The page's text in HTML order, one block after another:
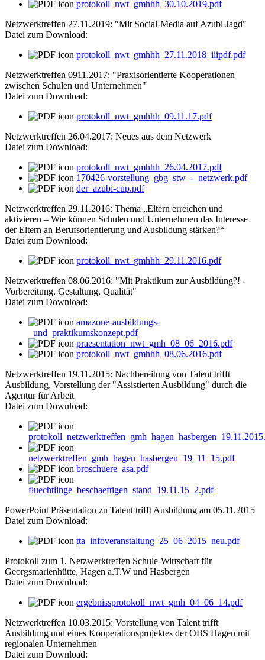
protokoll_nwt_gmhhh_30.10.2019.pdf
Netzwerktreffen 27.11.2019: "Mit Social-Media auf Azubi Jagd"
Datei zum Download:
protokoll_nwt_gmhhh_27.11.2018_iiipdf.pdf
Netzwerktreffen 0911.2017: "Praxisorientierte Kooperationen
zwischen Schulen und Unternehmen"
Datei zum Download:
protokoll_nwt_gmhhh_09.11.17.pdf
Netzwerktreffen 26.04.2017: Neues aus dem Netzwerk
Datei zum Download:
protokoll_nwt_gmhhh_26.04.2017.pdf
170426-vorstellung_gbg_stw_-_netzwerk.pdf
der_azubi-cup.pdf
Netzwerktreffen 29.11.2016: Thema „Eltern erreichen und
aktivieren – Wie können Schulen und Unternehmen das Interesse
der Eltern an Berufsorientierung und Ausbildung stärken?“
Datei zum Download:
protokoll_nwt_gmhhh_29.11.2016.pdf
Netzwerktreffen 08.06.2016: "Mit Praktikum zur Ausbildung?! -
Vorbereitung, Gestaltung, Qualität"
Datei zum Download:
amazone-ausbildungs-
_und_praktikumskonzept.pdf
praesentation_nwt_gmh_08_06_2016.pdf
protokoll_nwt_gmhhh_08.06.2016.pdf
Netzwerktreffen 19.11.2015: Nachbereitung von Talent trifft
Ausbildung, Vorstellung der "Assistierten Ausbildung" durch die
Agentur für Arbeit
Datei zum Download:
netzwerktreffen_gmh_hagen_hasbergen_19_11_15.pdf
broschuere_asa.pdf
fluechtlinge_beschaeftigen_stand_19.11.15_2.pdf
PowerPoint Präsentation zu Talent trifft Ausbildung am 05.11.2015
Datei zum Download:
tta_infoveranstaltung_25_06_2015_neu.pdf
Protokoll zum 1. Netzwerktreffen Schule-Wirtschaft für
Georgsmarienhütte, Hagen a.T.W und Hasbergen
Datei zum Download:
ergebnissprotokoll_nwt_gmh_04_06_14.pdf
Netzwerktreffen 10.03.2015: Vorstellung von Talent trifft
Ausbildung und eines Kooperationsprojektes der OBS Hagen mit
regionalen Unternehmen
Datei zum Download: